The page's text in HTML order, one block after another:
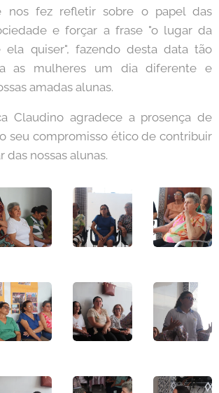
nos fez refletir sobre o papel das
e forçar a frase "o lugar da
quiser", fazendo desta data tão
as mulheres um dia diferente e
amadas alunas.
Claudino agradece a prosença de
seu compromisso ético de contribuir
das nossas alunas.